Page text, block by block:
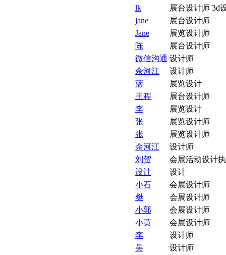
lk
展台设计师 3d
jane
展台设计师
Jane
展览设计师
陈
展台设计师
微信沟通 设计师
余河江
设计师
蓝
展览设计
王程
展台设计师
李
展览设计
张
展览设计师
张
展览设计师
余河江
设计师
刘贺
会展活动设计
设计
设计
小石
会展设计师
樊
会展设计师
小郭
会展设计师
小黄
会展设计师
李
设计师
吴
设计师